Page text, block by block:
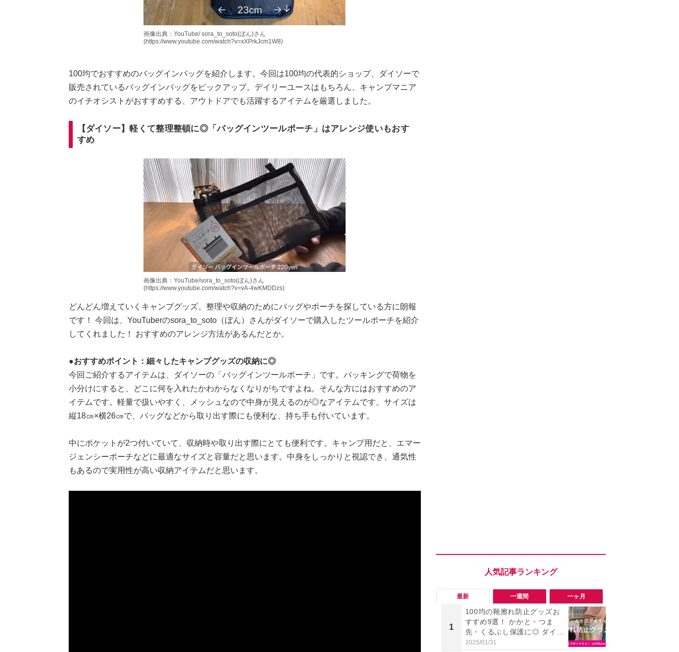
画像出典：YouTube/ sora_to_soto(ぼん)さん
(https://www.youtube.com/watch?v=xXPrkJcm1W8)
100均でおすすめのバッグインバッグを紹介します。今回は100均の代表的ショップ、ダイソーで
販売されているバッグインバッグをピックアップ。デイリーユースはもちろん、キャンプマニア
のイチオシストがおすすめする、アウトドアでも活躍するアイテムを厳選しました。
【ダイソー】軽くて整理整頓に◎「バッグインツールポーチ」はアレンジ使いもおす
すめ
画像出典：YouTube/sora_to_soto(ぼん)さん
(https://www.youtube.com/watch?v=vA-4wKMDDzs)
どんどん増えていくキャンプグッズ。整理や収納のためにバッグやポーチを探している方に朗報
です！ 今回は、YouTuberのsora_to_soto（ぼん）さんがダイソーで購入したツールポーチを紹介
してくれました！ おすすめのアレンジ方法があるんだとか。
●おすすめポイント：細々したキャンプグッズの収納に◎
今回ご紹介するアイテムは、ダイソーの「バッグインツールポーチ」です。パッキングで荷物を
小分けにすると、どこに何を入れたかわからなくなりがちですよね。そんな方にはおすすめのア
イテムです。軽量で扱いやすく、メッシュなので中身が見えるのが◎なアイテムです。サイズは
縦18㎝×横26㎝で、バッグなどから取り出す際にも便利な、持ち手も付いています。
中にポケットが2つ付いていて、収納時や取り出す際にとても便利です。キャンプ用だと、エマー
ジェンシーポーチなどに最適なサイズと容量だと思います。中身をしっかりと視認でき、通気性
もあるので実用性が高い収納アイテムだと思います。
最新 一週間 一ヶ月
1
100均の靴擦れ防止グッズお
すすめ9選！ かかと・つま
先・くるぶし保護に◎ ダイソ
ー・セリア・キャンドゥ
2025/01/31